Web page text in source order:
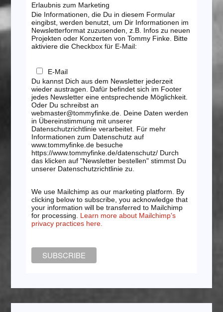
Erlaubnis zum Marketing
Die Informationen, die Du in diesem Formular
eingibst, werden benutzt, um Dir Informationen im
Newsletterformat zuzusenden, z.B. Infos zu neuen
Projekten oder Konzerten von Tommy Finke. Bitte
aktiviere die Checkbox für E-Mail:
E-Mail
Du kannst Dich aus dem Newsletter jederzeit
wieder austragen. Dafür befindet sich im Footer
jedes Newsletter eine entsprechende Möglichkeit.
Oder Du schreibst an
webmaster@tommyfinke.de. Deine Daten werden
in Übereinstimmung mit unserer
Datenschutzrichtlinie verarbeitet. Für mehr
Informationen zum Datenschutz auf
www.tommyfinke.de besuche
https://www.tommyfinke.de/datenschutz/ Durch
das klicken auf "Newsletter bestellen" stimmst Du
unserer Datenschutzrichtlinie zu.
We use Mailchimp as our marketing platform. By
clicking below to subscribe, you acknowledge that
your information will be transferred to Mailchimp
for processing. Learn more about Mailchimp's
privacy practices here.